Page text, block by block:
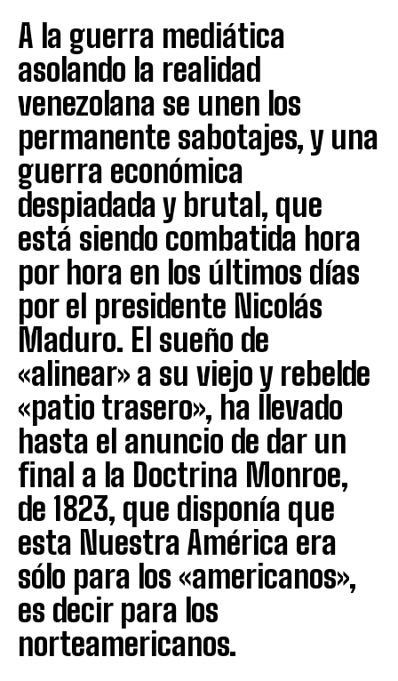
A la guerra mediática
asolando la realidad
venezolana se unen los
permanente sabotajes, y una
guerra económica
despiadada y brutal, que
está siendo combatida hora
por hora en los últimos días
por el presidente Nicolás
Maduro. El sueño de
«alinear» a su viejo y rebelde
«patio trasero», ha llevado
hasta el anuncio de dar un
final a la Doctrina Monroe,
de 1823, que disponía que
esta Nuestra América era
sólo para los «americanos»,
es decir para los
norteamericanos.